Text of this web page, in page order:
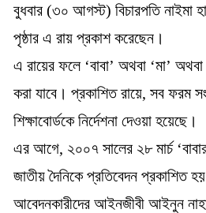
বুধবার (৩০ আগস্ট) বিচারপতি নাইমা
পৃষ্ঠার এ রায় প্রকাশ করেছেন।
এ রায়ের ফলে ‘বাবা’ অথবা ‘মা’
করা যাবে। প্রকাশিত রায়ে, সব ফরম
শিক্ষাবোর্ডকে নির্দেশনা দেওয়া হয়েছে।
এর আগে, ২০০৭ সালের ২৮ মার্চ
জাতীয় দৈনিকে প্রতিবেদন প্রকাশিত
আবেদনকারীদের আইনজীবী আইনুন